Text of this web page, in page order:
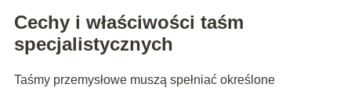
Cechy i właściwości taśm
specjalistycznych
Taśmy przemysłowe muszą spełniać określone